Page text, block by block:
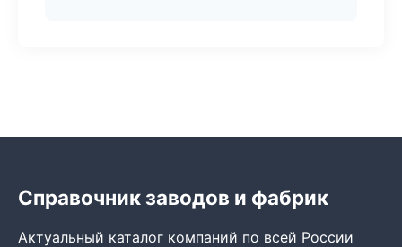
Справочник заводов и фабрик
Актуальный каталог компаний по всей России